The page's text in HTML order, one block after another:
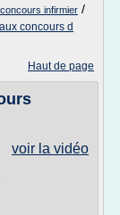
infirmier /
concours d
Haut de page
voir la vidéo